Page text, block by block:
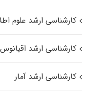
کارشناسی ارشد علوم
کارشناسی ارشد
کارشناسی ارشد آمار